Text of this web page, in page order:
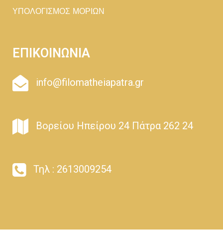
ΥΠΟΛΟΓΙΣΜΟΣ ΜΟΡΙΩΝ
ΕΠΙΚΟΙΝΩΝΙΑ
info@filomatheiapatra.gr
Βορείου Ηπείρου 24 Πάτρα 262 24
Τηλ : 2613009254